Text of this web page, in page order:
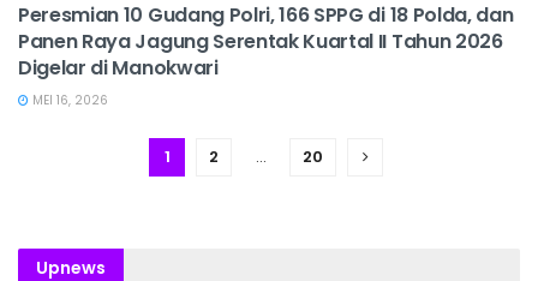
Peresmian 10 Gudang Polri, 166 SPPG di 18 Polda, dan
Panen Raya Jagung Serentak Kuartal II Tahun 2026
Digelar di Manokwari
MEI 16, 2026
1 2 … 20
Upnews